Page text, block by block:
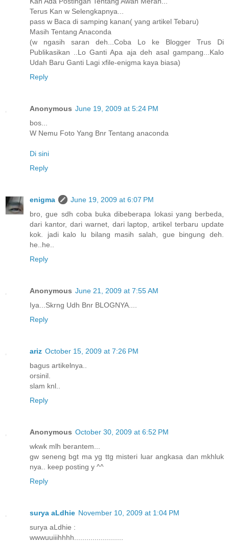
Terus Kan w Selengkapnya...
pass w Baca di samping kanan( yang artikel Tebaru)
Masih Tentang Anaconda
(w ngasih saran deh...Coba Lo ke Blogger Trus Di
Publikasikan ..Lo Ganti Apa aja deh asal gampang...Kalo
Udah Baru Ganti Lagi xfile-enigma kaya biasa)
Reply
Anonymous June 19, 2009 at 5:24 PM
bos...
W Nemu Foto Yang Bnr Tentang anaconda
Di sini
Reply
enigma
June 19, 2009 at 6:07 PM
bro, gue sdh coba buka dibeberapa lokasi yang berbeda,
dari kantor, dari warnet, dari laptop, artikel terbaru update
kok. jadi kalo lu bilang masih salah, gue bingung deh.
he..he..
Reply
Anonymous June 21, 2009 at 7:55 AM
Iya...Skrng Udh Bnr BLOGNYA....
Reply
ariz October 15, 2009 at 7:26 PM
bagus artikelnya..
orsinil.
slam knl..
Reply
Anonymous October 30, 2009 at 6:52 PM
wkwk mlh berantem...
gw seneng bgt ma yg ttg misteri luar angkasa dan mkhluk
nya.. keep posting y ^^
Reply
surya aLdhie November 10, 2009 at 1:04 PM
surya aLdhie :
wwwuuiiihhhh........................